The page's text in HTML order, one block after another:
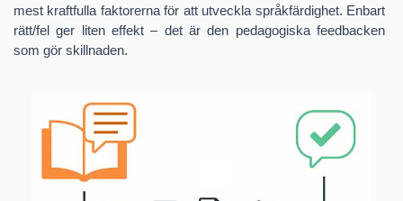
mest kraftfulla faktorerna för att utveckla språkfärdighet. Enbart
rätt/fel ger liten effekt – det är den pedagogiska feedbacken
som gör skillnaden.